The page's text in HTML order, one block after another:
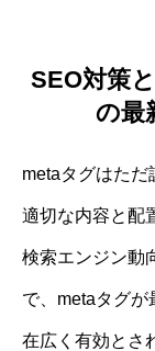
SEO対策
の最
metaタグはた
適切な内容と配
検索エンジン動
で、metaタグが
在広く有効とさ